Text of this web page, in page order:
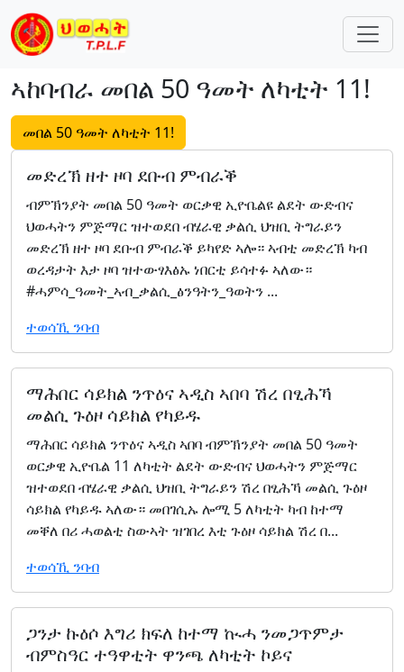
Skip navigation
ኣከባብራ መበል 50 ዓመት ለካቲት 11!
መበል 50 ዓመት ለካቲት 11!
መድረኽ ዘተ ዞባ ደቡብ ምብራቕ
ብምኽንያት መበል 50 ዓመት ወርቃዊ ኢዮቤልዩ ልደት ውድብና
ህወሓትን ምጅማር ዝተወደበ ብሄራዊ ቃልሲ ህዝቢ ትግራይን
መድረኽ ዘተ ዞባ ደቡብ ምብራቕ ይካየድ ኣሎ። ኣብቲ መድረኽ ካብ
ወረዳታት እታ ዞባ ዝተውፃእፅኡ ነበርቲ ይሳተፉ ኣለው።
#ሓምሳ_ዓመት_ኣብ_ቃልሲ_ፅንዓትን_ዓወትን ...
ተወሳኺ ንባብ
ማሕበር ሳይክል ንጥዕና ኣዲስ ኣበባ ሽረ በፂሕኻ
መልሲ ጉዕዞ ሳይክል የካይዱ
ማሕበር ሳይክል ንጥዕና ኣዲስ ኣበባ ብምኽንያት መበል 50 ዓመት
ወርቃዊ ኢዮቤል 11 ለካቲት ልደት ውድብና ህወሓትን ምጅማር
ዝተወደበ ብሄራዊ ቃልሲ ህዝቢ ትግራይን ሽረ በፂሕኻ መልሲ ጉዕዞ
ሳይክል የካይዱ ኣለው። መበገሲኡ ሎሚ 5 ለካቲት ካብ ከተማ
መቐለ በሪ ሓወልቲ ስውኣት ዝገበረ እቲ ጉዕዞ ሳይክል ሽረ በ...
ተወሳኺ ንባብ
ጋንታ ኩዕሶ እግሪ ክፍለ ከተማ ኲሓ ንመጋጥምታ
ብምስዓር ተዓዋቲት ዋንጫ ለካቲት ኮይና